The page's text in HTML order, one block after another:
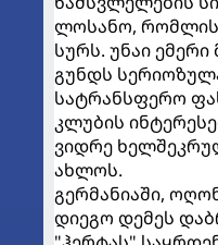
ლოსანო, რომლის
სურს. უნაი
გუნდს
სატრანსფერო
კლუბის
ვიდრე
ახლოს.
გერმანიაში,
დიეგო დემეს